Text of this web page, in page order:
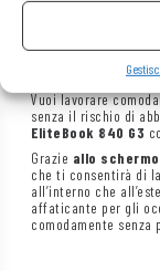
Schermo
Vuoi lavorare
senza il rischio di
EliteBook 840 G3
Grazie allo
che ti consentirà di
all’interno che
affaticante per gli
comodamente senza